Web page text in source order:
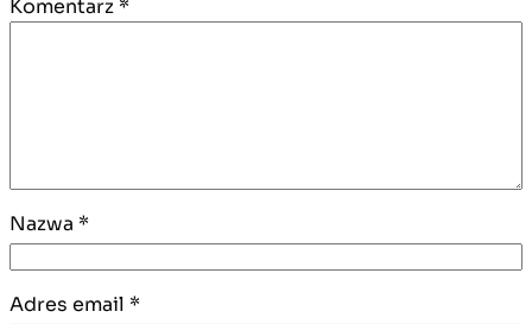
Komentarz *
Nazwa *
Adres email *